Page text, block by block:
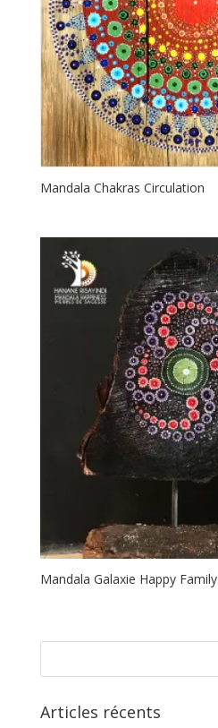
Mandala Chakras Circulation
Mandala Galaxie Happy Family
Articles récents